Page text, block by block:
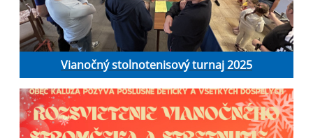
Vianočný stolnotenisový turnaj 2025